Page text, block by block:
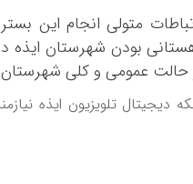
متولی انجام این
بودن شهرستان
حالت عمومی و کلی